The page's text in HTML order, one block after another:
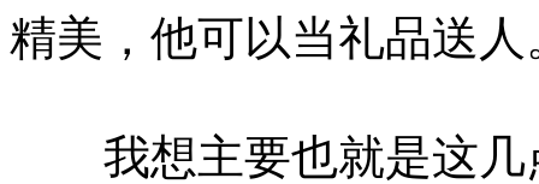
精美，他可以当礼品送人
我想主要也就是这几